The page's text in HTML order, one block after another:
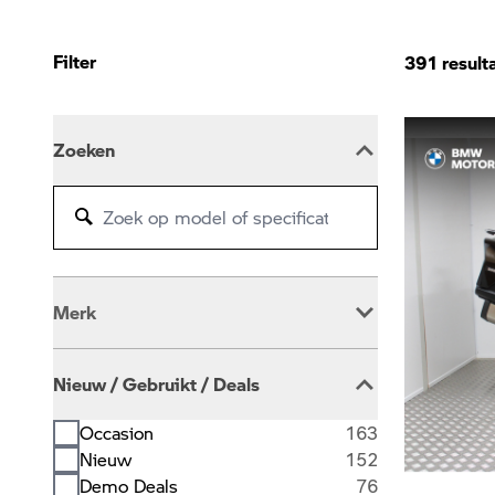
Filter
Zoeken
Merk
Nieuw / Gebruikt / Deals
Occasion
163
Nieuw
152
Demo Deals
76
391